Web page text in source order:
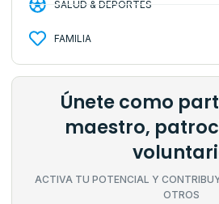
SALUD & DEPORTES
FAMILIA
Únete como
maestro,
ACTIVA TU POTENCIAL Y
OTROS